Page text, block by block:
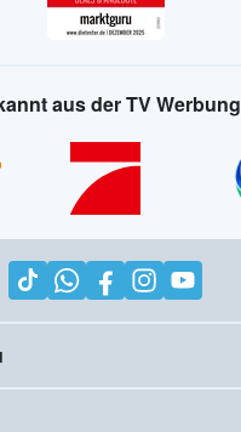
aus der TV Werbung